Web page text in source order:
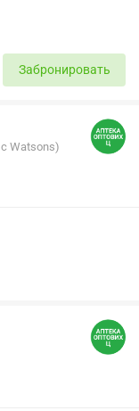
Забронировать
Watsons)